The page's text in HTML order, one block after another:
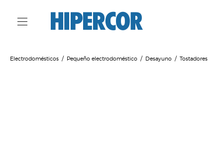
Electrodomésticos Pequeño electrodoméstico Desayuno Tostadores